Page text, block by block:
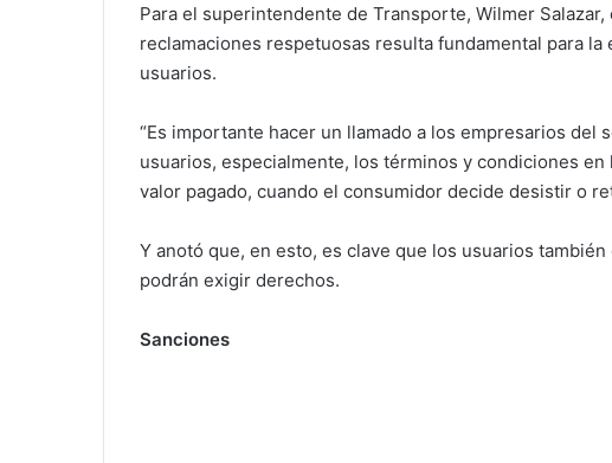
Para el superintendente de Transporte, Wilmer
reclamaciones respetuosas resulta fundamental para
usuarios.
“Es importante hacer un llamado a los empresarios
usuarios, especialmente, los términos y condiciones
valor pagado, cuando el consumidor decide desistir o
Y anotó que, en esto, es clave que los usuarios
podrán exigir derechos.
Sanciones